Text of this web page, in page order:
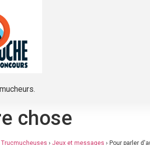
chose
Trucmucheuses › Jeux et messages › Pour parler